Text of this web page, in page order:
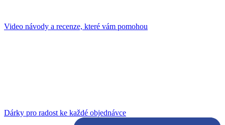
Video návody a recenze, které vám pomohou
Dárky pro radost ke každé objednávce